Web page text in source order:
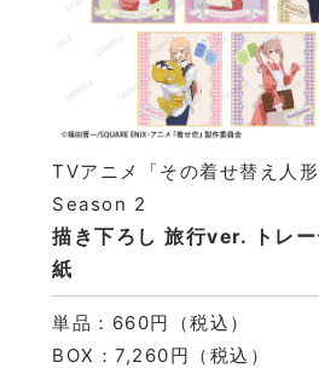
描き下ろし 旅行ver. トレ
紙
TVアニメ「その着せ替え人形
Season 2
単品：660円（税込）
BOX：7,260円（税込）